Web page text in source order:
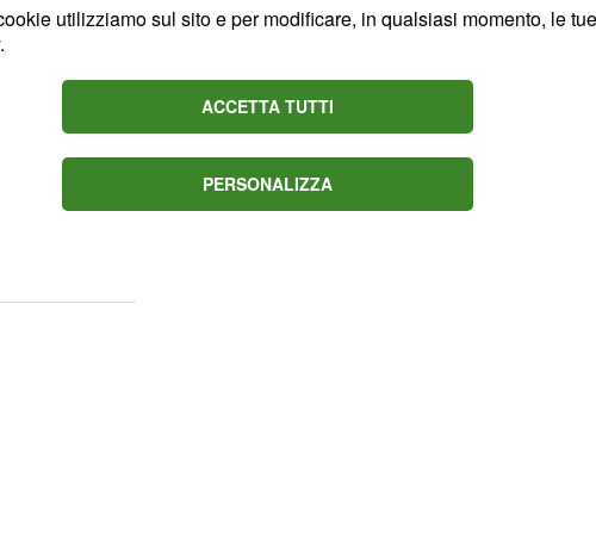
infatti, era stato
quindi, alla sua
commercio, nonché
stupefacenti. La
essere la
sanzione
utilizziamo sul sito e per modificare, in qualsiasi momento, le
.
ACCETTA TUTTI
PERSONALIZZA